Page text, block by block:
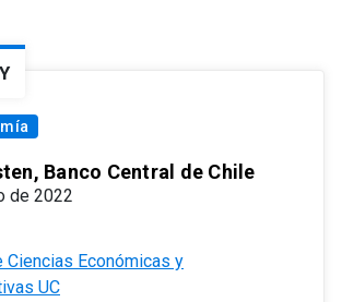
Banco Central de Chile
de 2022
Ciencias Económicas y
UC